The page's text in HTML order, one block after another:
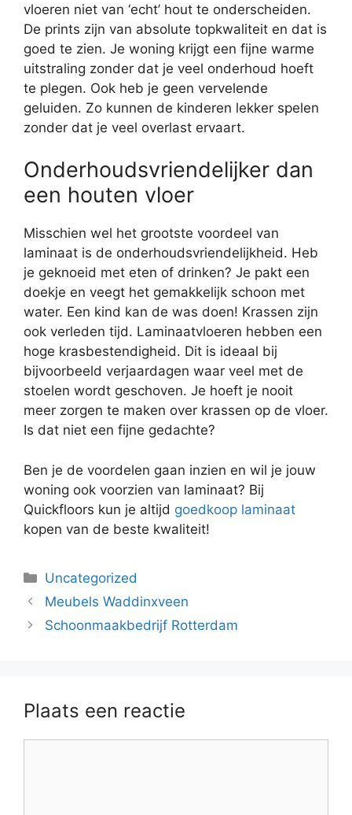
vloeren niet van ‘echt’ hout te onderscheiden.
De prints zijn van absolute topkwaliteit en dat is
goed te zien. Je woning krijgt een fijne warme
uitstraling zonder dat je veel onderhoud hoeft
te plegen. Ook heb je geen vervelende
geluiden. Zo kunnen de kinderen lekker spelen
zonder dat je veel overlast ervaart.
Onderhoudsvriendelijker dan
een houten vloer
Misschien wel het grootste voordeel van
laminaat is de onderhoudsvriendelijkheid. Heb
je geknoeid met eten of drinken? Je pakt een
doekje en veegt het gemakkelijk schoon met
water. Een kind kan de was doen! Krassen zijn
ook verleden tijd. Laminaatvloeren hebben een
hoge krasbestendigheid. Dit is ideaal bij
bijvoorbeeld verjaardagen waar veel met de
stoelen wordt geschoven. Je hoeft je nooit
meer zorgen te maken over krassen op de vloer.
Is dat niet een fijne gedachte?
Ben je de voordelen gaan inzien en wil je jouw
woning ook voorzien van laminaat? Bij
Quickfloors kun je altijd goedkoop laminaat
kopen van de beste kwaliteit!
Categorieën
Uncategorized
Meubels Waddinxveen
Schoonmaakbedrijf Rotterdam
Plaats een reactie